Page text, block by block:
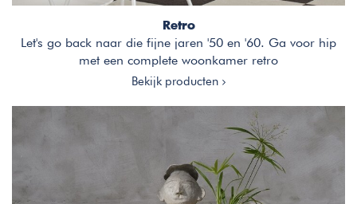
Retro
Let's go back naar die fijne jaren '50 en '60. Ga voor hip
met een complete woonkamer retro
Bekijk producten